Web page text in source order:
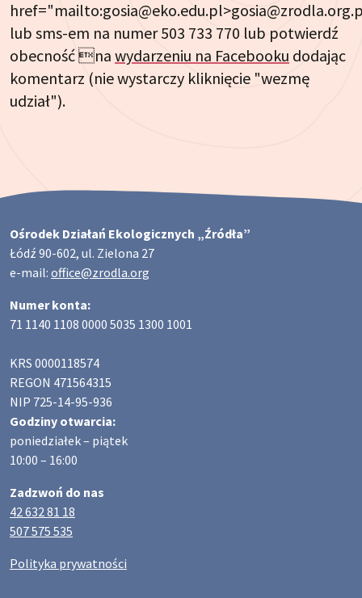
lub sms-em na numer 503 733 770 lub potwierdź
obecność na wydarzeniu na Facebooku dodając
komentarz (nie wystarczy kliknięcie "wezmę
udział").
Ośrodek Działań Ekologicznych „Źródła”
Łódź 90-602, ul. Zielona 27
e-mail: office@zrodla.org
Numer konta:
71 1140 1108 0000 5035 1300 1001
KRS 0000118574
REGON 471564315
NIP 725-14-95-936
Godziny otwarcia:
poniedziałek – piątek
10:00 – 16:00
Zadzwoń do nas
42 632 81 18
507 575 535
Polityka prywatności